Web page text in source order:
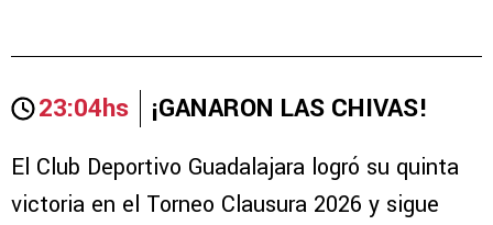
23:04hs ¡GANARON LAS CHIVAS!
El Club Deportivo Guadalajara logró su quinta
victoria en el Torneo Clausura 2026 y sigue